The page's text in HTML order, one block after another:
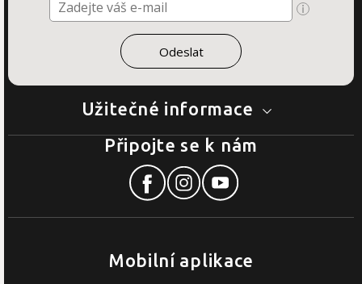
Užitečné informace
Mobilní aplikace
Připojte se k nám